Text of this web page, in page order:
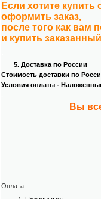
Если хотите
оформить заказ,
после того как вам
и купить
5. Доставка по России
Стоимость доставки по
Условия оплаты -
Вы
Оплата: